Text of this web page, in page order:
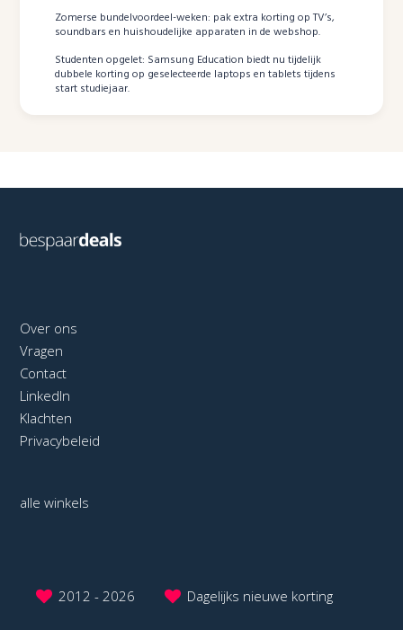
Zomerse bundelvoordeel-weken: pak extra korting op TV’s,
soundbars en huishoudelijke apparaten in de webshop.
Studenten opgelet: Samsung Education biedt nu tijdelijk
dubbele korting op geselecteerde laptops en tablets tijdens
start studiejaar.
Over ons
Vragen
Contact
LinkedIn
Klachten
Privacybeleid
alle winkels
2012 - 2026 Dagelijks nieuwe korting